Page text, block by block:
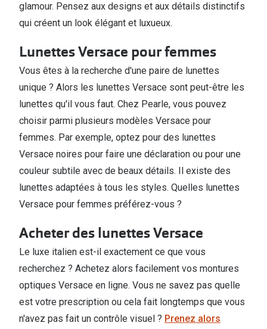
glamour. Pensez aux designs et aux détails distinctifs
qui créent un look élégant et luxueux.
Lunettes Versace pour femmes
Vous êtes à la recherche d'une paire de lunettes
unique ? Alors les lunettes Versace sont peut-être les
lunettes qu'il vous faut. Chez Pearle, vous pouvez
choisir parmi plusieurs modèles Versace pour
femmes. Par exemple, optez pour des lunettes
Versace noires pour faire une déclaration ou pour une
couleur subtile avec de beaux détails. Il existe des
lunettes adaptées à tous les styles. Quelles lunettes
Versace pour femmes préférez-vous ?
Acheter des lunettes Versace
Le luxe italien est-il exactement ce que vous
recherchez ? Achetez alors facilement vos montures
optiques Versace en ligne. Vous ne savez pas quelle
est votre prescription ou cela fait longtemps que vous
n'avez pas fait un contrôle visuel ? Prenez alors